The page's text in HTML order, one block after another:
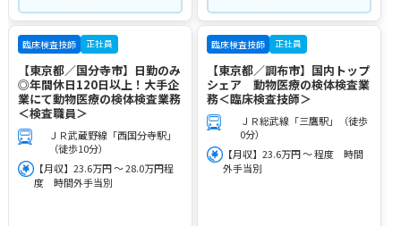
臨床検査技師 正社員
【東京都／国分寺市】日勤のみ
◎年間休日120日以上！大手企
業にて動物医療の検体検査業務
＜検査職員＞
ＪＲ武蔵野線「西国分寺駅」
（徒歩10分）
【月収】23.6万円 ～ 28.0万円程
度 時間外手当別
臨床検査技師 正社員
【東京都／調布市】国内トップ
シェア 動物医療の検体検査業
務＜臨床検査技師＞
ＪＲ総武線「三鷹駅」（徒歩
0分）
【月収】23.6万円 ～ 程度 時間
外手当別